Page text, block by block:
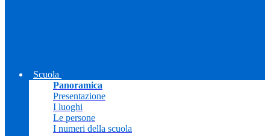
Scuola
Panoramica
Presentazione
I luoghi
Le persone
I numeri della scuola